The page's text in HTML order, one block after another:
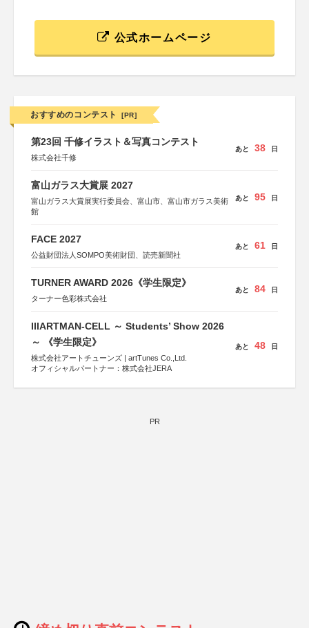
公式ホームページ
おすすめのコンテスト [PR]
第23回 千修イラスト＆写真コンテスト
株式会社千修
あと 38 日
富山ガラス大賞展 2027
富山ガラス大賞展実行委員会、富山市、富山市ガラス美術
館
あと 95 日
FACE 2027
公益財団法人SOMPO美術財団、読売新聞社
あと 61 日
TURNER AWARD 2026《学生限定》
ターナー色彩株式会社
あと 84 日
IIIARTMAN-CELL ～ Students’ Show 2026
～ 《学生限定》
株式会社アートチューンズ | artTunes Co.,Ltd.
オフィシャルパートナー：株式会社JERA
あと 48 日
PR